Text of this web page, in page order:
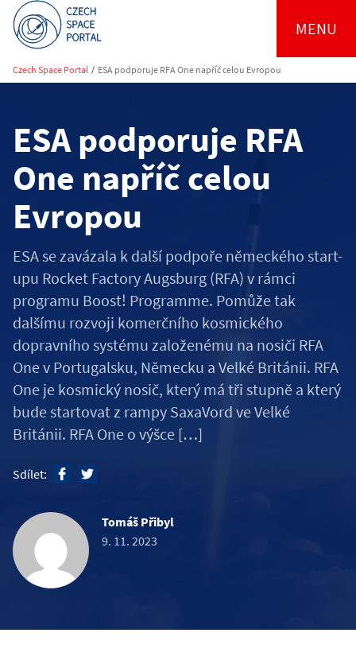
MENU
Czech Space Portal / ESA podporuje RFA One napříč celou Evropou
ESA podporuje RFA
One napříč celou
Evropou
ESA se zavázala k další podpoře německého start-
upu Rocket Factory Augsburg (RFA) v rámci
programu Boost! Programme. Pomůže tak
dalšímu rozvoji komerčního kosmického
dopravního systému založenému na nosiči RFA
One v Portugalsku, Německu a Velké Británii. RFA
One je kosmický nosič, který má tři stupně a který
bude startovat z rampy SaxaVord ve Velké
Británii. RFA One o výšce […]
Sdílet:
Tomáš Přibyl
9. 11. 2023